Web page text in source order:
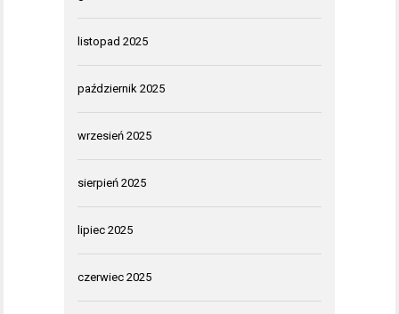
listopad 2025
październik 2025
wrzesień 2025
sierpień 2025
lipiec 2025
czerwiec 2025